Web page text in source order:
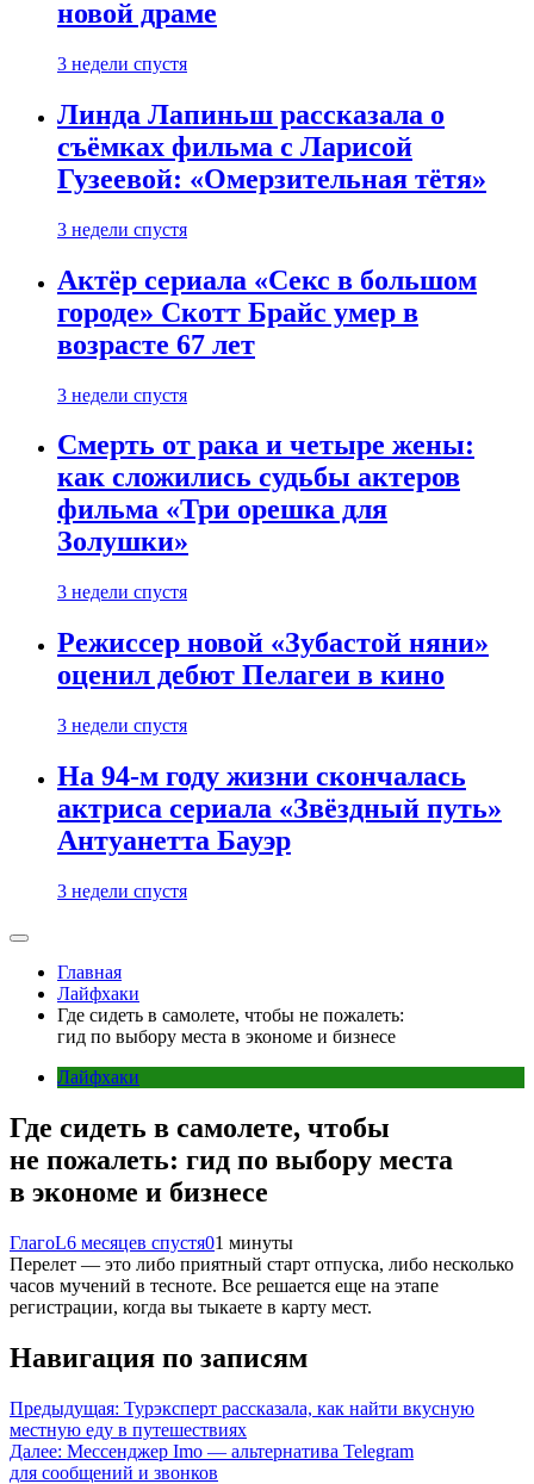
новой драме
3 недели спустя
Линда Лапиньш рассказала о
съёмках фильма с Ларисой
Гузеевой: «Омерзительная тётя»
3 недели спустя
Актёр сериала «Секс в большом
городе» Скотт Брайс умер в
возрасте 67 лет
3 недели спустя
Смерть от рака и четыре жены:
как сложились судьбы актеров
фильма «Три орешка для
Золушки»
3 недели спустя
Режиссер новой «Зубастой няни»
оценил дебют Пелагеи в кино
3 недели спустя
На 94-м году жизни скончалась
актриса сериала «Звёздный путь»
Антуанетта Бауэр
3 недели спустя
Главная
Лайфхаки
Где сидеть в самолете, чтобы не пожалеть:
гид по выбору места в экономе и бизнесе
Лайфхаки
Где сидеть в самолете, чтобы
не пожалеть: гид по выбору места
в экономе и бизнесе
ГлагоL6 месяцев спустя01 минуты
Перелет — это либо приятный старт отпуска, либо несколько
часов мучений в тесноте. Все решается еще на этапе
регистрации, когда вы тыкаете в карту мест.
Навигация по записям
Предыдущая: Турэксперт рассказала, как найти вкусную
местную еду в путешествиях
Далее: Мессенджер Imo — альтернатива Telegram
для сообщений и звонков